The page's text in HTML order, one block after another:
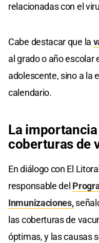
relacionadas con el
Cabe destacar que la
al grado o año escolar
adolescente, sino a la
calendario.
La
coberturas de
En diálogo con El
responsable del
Inmunizaciones,
las coberturas de
óptimas, y las causas